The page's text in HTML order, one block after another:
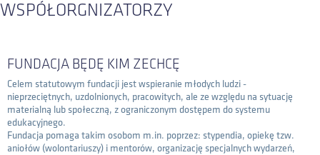
WSPÓŁORGNIZATORZY
FUNDACJA BĘDĘ KIM ZECHCĘ
Celem statutowym fundacji jest wspieranie młodych ludzi -
nieprzeciętnych, uzdolnionych, pracowitych, ale ze względu na sytuację
materialną lub społeczną, z ograniczonym dostępem do systemu
edukacyjnego.
Fundacja pomaga takim osobom m.in. poprzez: stypendia, opiekę tzw.
aniołów (wolontariuszy) i mentorów, organizację specjalnych wydarzeń,